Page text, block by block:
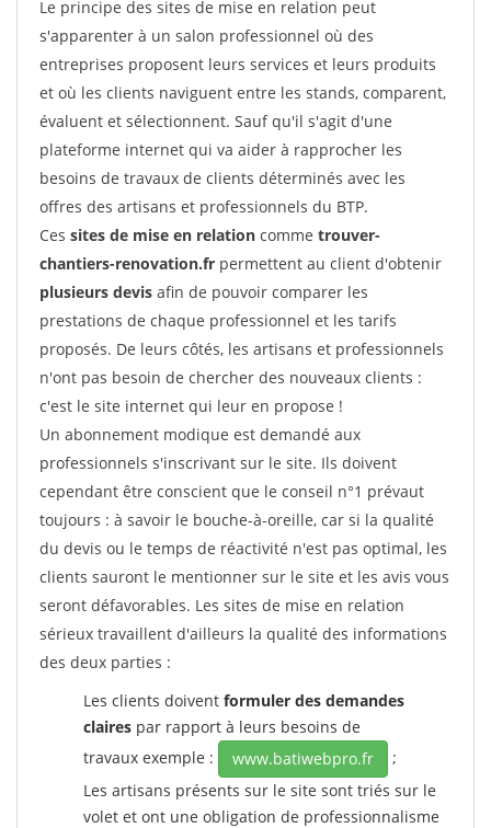
Le principe des sites de mise en relation peut
s'apparenter à un salon professionnel où des
entreprises proposent leurs services et leurs produits
et où les clients naviguent entre les stands, comparent,
évaluent et sélectionnent. Sauf qu'il s'agit d'une
plateforme internet qui va aider à rapprocher les
besoins de travaux de clients déterminés avec les
offres des artisans et professionnels du BTP.
Ces sites de mise en relation comme trouver-
chantiers-renovation.fr permettent au client d'obtenir
plusieurs devis afin de pouvoir comparer les
prestations de chaque professionnel et les tarifs
proposés. De leurs côtés, les artisans et professionnels
n'ont pas besoin de chercher des nouveaux clients :
c'est le site internet qui leur en propose !
Un abonnement modique est demandé aux
professionnels s'inscrivant sur le site. Ils doivent
cependant être conscient que le conseil n°1 prévaut
toujours : à savoir le bouche-à-oreille, car si la qualité
du devis ou le temps de réactivité n'est pas optimal, les
clients sauront le mentionner sur le site et les avis vous
seront défavorables. Les sites de mise en relation
sérieux travaillent d'ailleurs la qualité des informations
des deux parties :
Les clients doivent formuler des demandes
claires par rapport à leurs besoins de
travaux exemple :
www.batiwebpro.fr
;
Les artisans présents sur le site sont triés sur le
volet et ont une obligation de professionnalisme